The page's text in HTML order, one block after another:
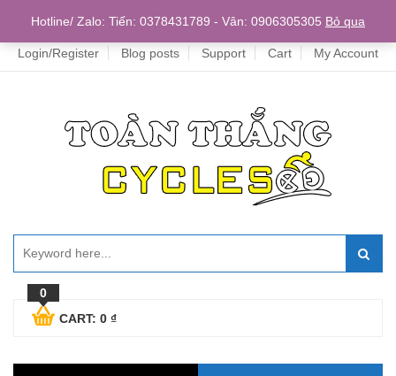
Home
Login/Register Blog posts Support Cart My Account
0
CART: 0 ₫
Hotline/ Zalo: Tiến: 0378431789 - Vân: 0906305305 Bỏ qua